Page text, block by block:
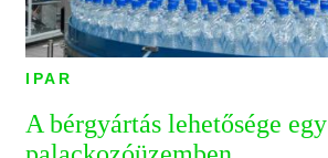
IPAR
A bérgyártás lehetősége egy